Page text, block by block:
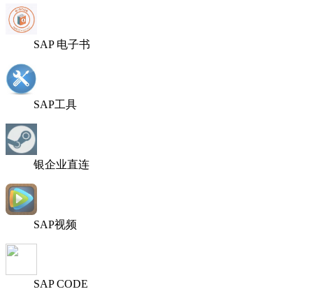
SAP 电子书
SAP工具
银企业直连
SAP视频
SAP CODE